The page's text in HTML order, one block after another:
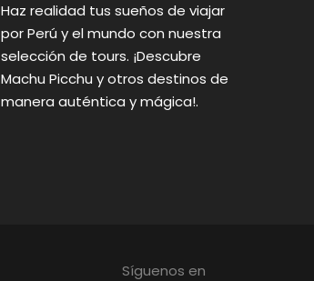
Haz realidad tus sueños de viajar
por Perú y el mundo con nuestra
selección de tours. ¡Descubre
Machu Picchu y otros destinos de
manera auténtica y mágica!.
Síguenos en